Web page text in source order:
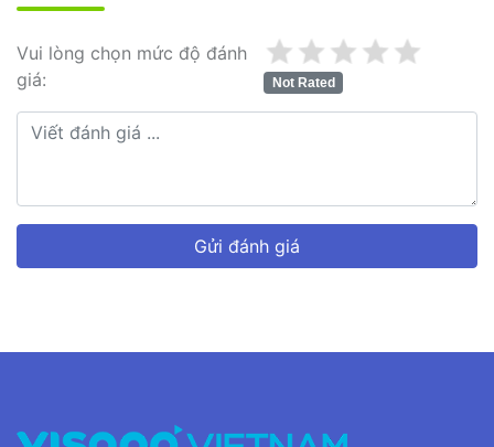
Vui lòng chọn mức độ đánh
giá:
Not Rated
Gửi đánh giá